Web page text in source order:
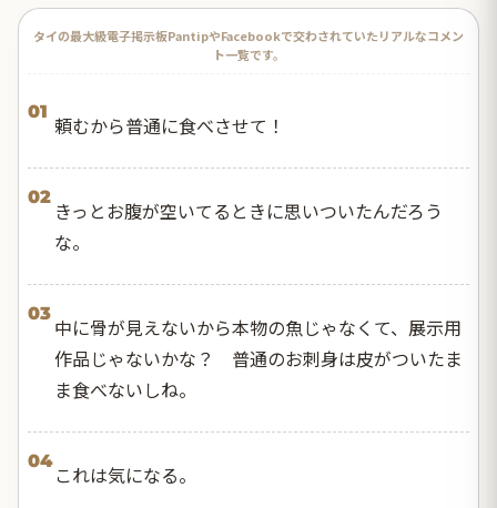
タイの最大級電子掲示板PantipやFacebookで交わされていたリアルなコメン
ト一覧です。
01
頼むから普通に食べさせて！
02
きっとお腹が空いてるときに思いついたんだろう
な。
03
中に骨が見えないから本物の魚じゃなくて、展示用
作品じゃないかな？ 普通のお刺身は皮がついたま
ま食べないしね。
04
これは気になる。